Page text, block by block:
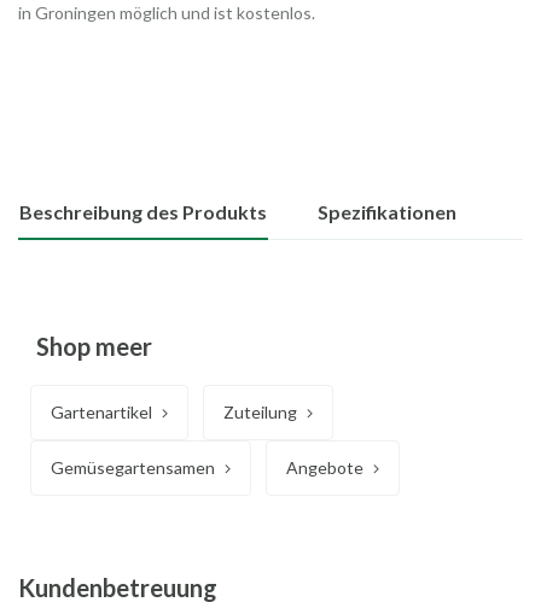
in Groningen möglich und ist kostenlos.
Beschreibung des Produkts Spezifikationen
Shop meer
Gartenartikel Zuteilung
Gemüsegartensamen Angebote
Kundenbetreuung